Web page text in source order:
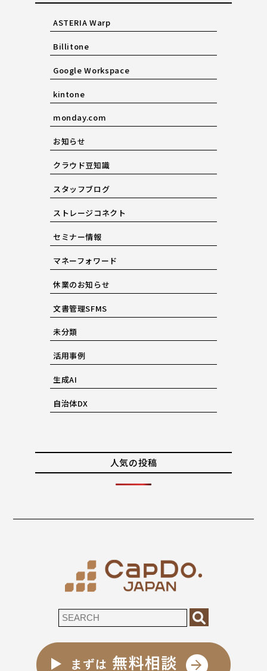
ASTERIA Warp
Billitone
Google Workspace
kintone
monday.com
お知らせ
クラウド豆知識
スタッフブログ
ストレージコネクト
セミナー情報
マネーフォワード
休業のお知らせ
文書管理SFMS
未分類
活用事例
生成AI
自治体DX
人気の投稿